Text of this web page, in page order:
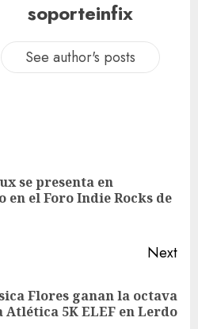
soporteinfix
See author's posts
se presenta en
en el Foro Indie Rocks de
Next
Flores ganan la octava
Atlética 5K ELEF en Lerdo